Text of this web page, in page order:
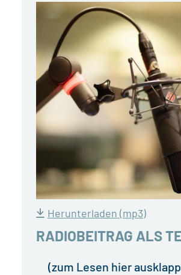
Herunterladen (mp3)
RADIOBEITRAG ALS
(zum Lesen hier